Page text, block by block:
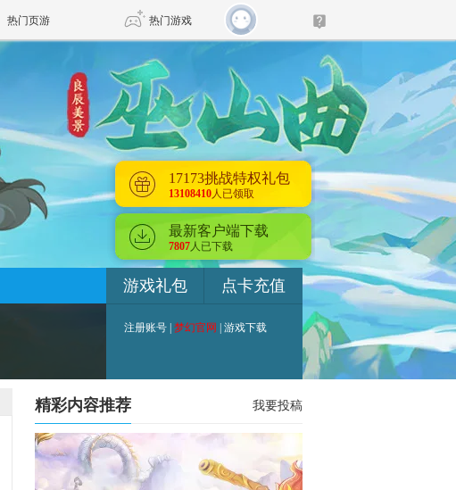
热门页游 热门游戏
DNF 传奇4
剑网3旗舰版
王权与自由 诛仙世界 新仙侠5
17173挑战特权礼包
13108410人已领取
最新客户端下载
7807人已下载
游戏礼包 点卡充值
注册账号 梦幻官网 游戏下载
精彩内容推荐 我要投稿